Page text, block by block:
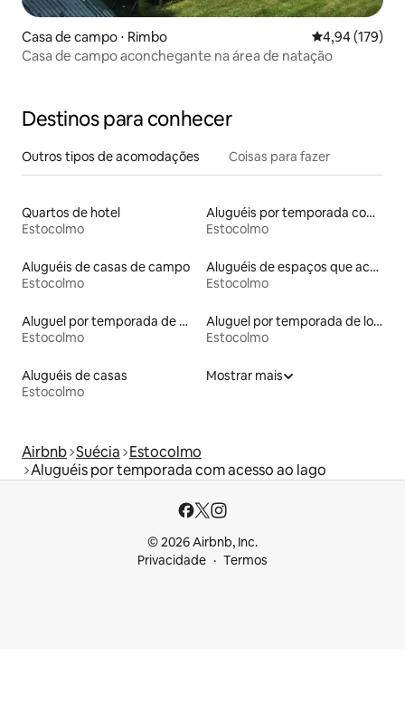
Casa de campo ⋅ Rimbo 4,94 de uma
4,94 (179)
Casa de campo aconchegante na área de natação
Destinos para conhecer
Outros tipos de acomodações Coisas para fazer
Quartos de hotel
Estocolmo
Aluguéis por temporada com suítes privativas
Estocolmo
Aluguéis de casas de campo
Estocolmo
Aluguéis de espaços que aceitam animais de estimação
Estocolmo
Aluguel por temporada de microcasas
Estocolmo
Aluguel por temporada de lofts
Estocolmo
Aluguéis de casas
Estocolmo
Mostrar mais
Airbnb Suécia Estocolmo
Aluguéis por temporada com acesso ao lago
© 2026 Airbnb, Inc.
Privacidade
Termos